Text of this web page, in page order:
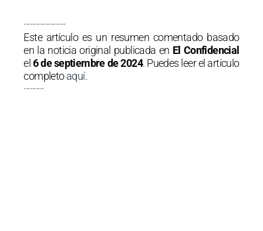
·····················
Este artículo es un resumen comentado basado
en la noticia original publicada en El Confidencial
el6 de septiembre de 2024. Puedes leer el artículo
completoaquí.
··········